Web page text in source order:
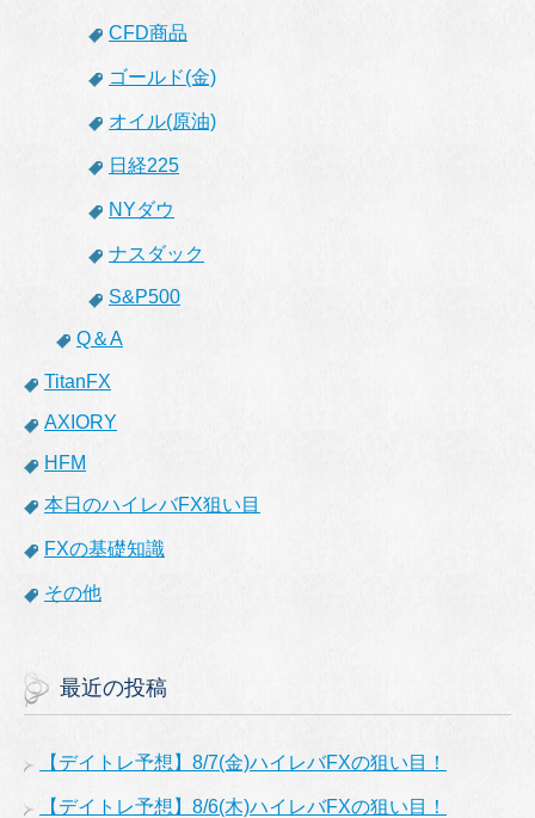
CFD商品
ゴールド(金)
オイル(原油)
日経225
NYダウ
ナスダック
S&P500
Q＆A
TitanFX
AXIORY
HFM
本日のハイレバFX狙い目
FXの基礎知識
その他
最近の投稿
【デイトレ予想】8/7(金)ハイレバFXの狙い目！
【デイトレ予想】8/6(木)ハイレバFXの狙い目！